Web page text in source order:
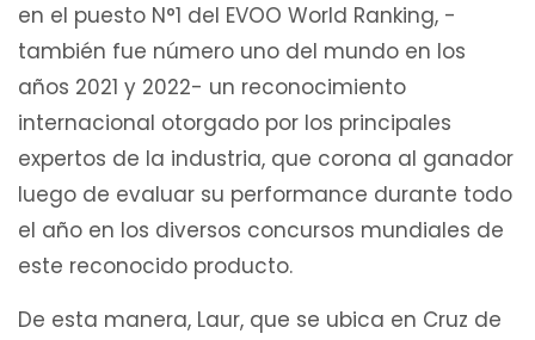
en el puesto N°1 del EVOO World Ranking, -
también fue número uno del mundo en los
años 2021 y 2022- un reconocimiento
internacional otorgado por los principales
expertos de la industria, que corona al ganador
luego de evaluar su performance durante todo
el año en los diversos concursos mundiales de
este reconocido producto.
De esta manera, Laur, que se ubica en Cruz de